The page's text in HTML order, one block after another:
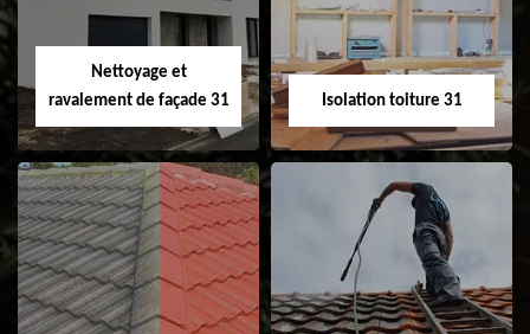
fenêtre de toit et
Velux 31
Nettoyage et
ravalement de façade 31
Nettoyage et
ravalement de
Isolation toiture 31
Isolation toiture 31